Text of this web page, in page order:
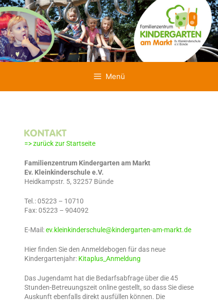
Menü
=> zurück zur Startseite
Familienzentrum Kindergarten am Markt
Ev. Kleinkinderschule e.V.
Heidkampstr. 5, 32257 Bünde
Tel.: 05223 – 10710
Fax: 05223 – 904092
E-Mail:ev.kleinkinderschule@kindergarten-am-markt.de
Hier finden Sie den Anmeldebogen für das neue
Kindergartenjahr: Kitaplus_Anmeldung
Das Jugendamt hat die Bedarfsabfrage über die 45
Stunden-Betreuungszeit online gestellt, so dass Sie diese
Auskunft ebenfalls direkt ausfüllen können. Die